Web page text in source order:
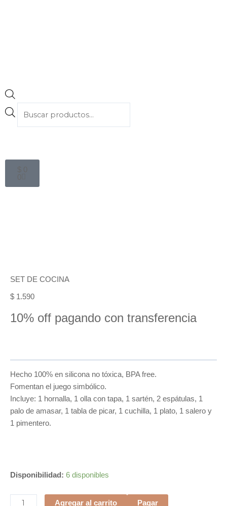
$
SET DE COCINA
$ 1.590
10% off pagando con transferencia
Hecho 100% en silicona no tóxica, BPA free.
Fomentan el juego simbólico.
Incluye: 1 hornalla, 1 olla con tapa, 1 sartén, 2 espátulas, 1
palo de amasar, 1 tabla de picar, 1 cuchilla, 1 plato, 1 salero y
1 pimentero.
Disponibilidad: 6 disponibles
SET
COCINA
Agregar al carrito Pagar